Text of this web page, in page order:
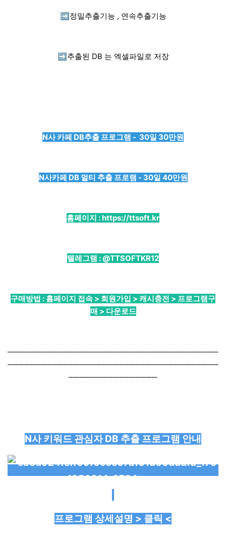
➡️ 정밀추출기능 , 연속추출기능
➡️ 추출된 DB 는 엑셀파일로 저장
N사 카페 DB추출 프로그램 - 30일 30만원
N사카페 DB 멀티 추출 프로램 - 30일 40만원
홈페이지 :https://ttsoft.kr
텔레그램 : @TTSOFTKR12
구매방법 : 홈페이지 접속 > 회원가입 > 캐시충전 > 프로그램구
매 > 다운로드
──────────────────────────────────────
──────────────────────────────────────
────────────────
N사 키워드 관심자 DB 추출 프로그램 안내
프로그램 상세설명 > 클릭 <